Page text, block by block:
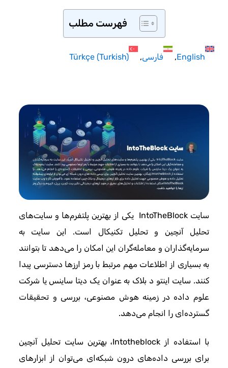
فهرست مطلب
English فارسی Türkçe (Turkish)
سایت IntoTheBlock یکی از بهترین پلتفرم‌ها و سایت‌های
تحلیل آنچین و تحلیل تکنیکال است. این سایت به
سرمایه‌گذاران و معامله‌گران این امکان را می‌دهد تا بتوانند
به بسیاری از اطلاعات مهم مرتبط با رمز ارزها دسترسی پیدا
کنند. سایت اینتو د بلاک به عنوان یک دیتا ساینس یا شرکت
علوم داده در زمینه هوش مصنوعی، بررسی و تحقیقات
گسترده‌ای را انجام می‌دهد.
با استفاده از Intotheblock، بهترین سایت تحلیل آنچین
برای بررسی داده‌های درون شبکه‌ای می‌توان از ابزارهای